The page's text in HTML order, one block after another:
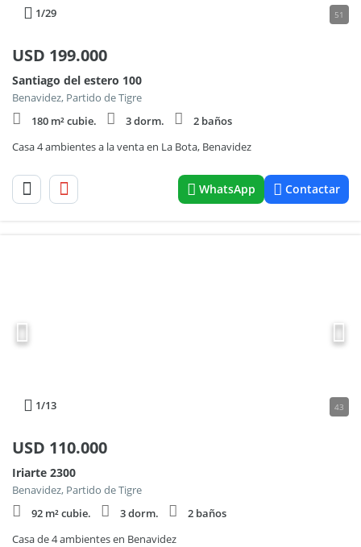
1/29 51
USD 199.000
Santiago del estero 100
Benavidez, Partido de Tigre
180 m² cubie.
3 dorm.
2 baños
Casa 4 ambientes a la venta en La Bota, Benavidez
WhatsApp Contactar
1/13 43
USD 110.000
Iriarte 2300
Benavidez, Partido de Tigre
92 m² cubie.
3 dorm.
2 baños
Casa de 4 ambientes en Benavidez